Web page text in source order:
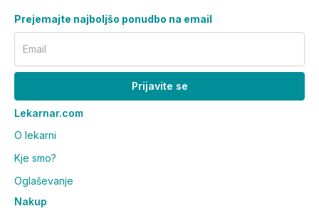
Prejemajte najboljšo ponudbo na email
Email
Prijavite se
Lekarnar.com
O lekarni
Kje smo?
Oglaševanje
Nakup